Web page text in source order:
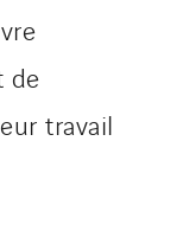
de
travail